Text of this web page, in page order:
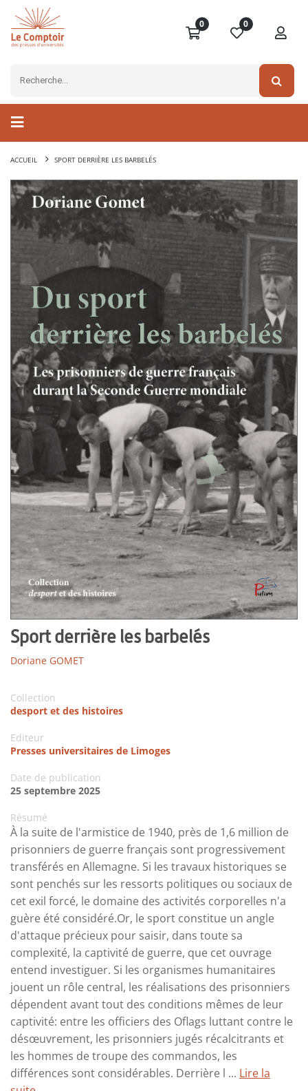
0 0
ACCUEIL SPORT DERRIÈRE LES BARBELÉS
Sport derrière les barbelés
Doriane GOMET
Collection
desport et des histoires
Editeur
Presses universitaires de Limoges
Date de publication
25 septembre 2025
Résumé
À la suite de l'armistice de 1940, près de 1,6 million de
prisonniers de guerre français sont progressivement
transférés en Allemagne. Si les travaux historiques se
sont penchés sur les ressorts politiques ou sociaux de
cet exil forcé, le domaine des activités corporelles n'a
guère été considéré.Or, le sport constitue un angle
d'attaque précieux pour saisir, dans toute sa
complexité, la captivité de guerre, que cet ouvrage
entend investiguer. Si les organismes humanitaires
jouent un rôle central, les réalisations des prisonniers
dépendent avant tout des conditions mêmes de leur
captivité: entre les officiers des Oflags luttant contre le
désœuvrement, les prisonniers jugés récalcitrants et
les hommes de troupe des commandos, les
différences sont considérables. Derrière l ... Lire la